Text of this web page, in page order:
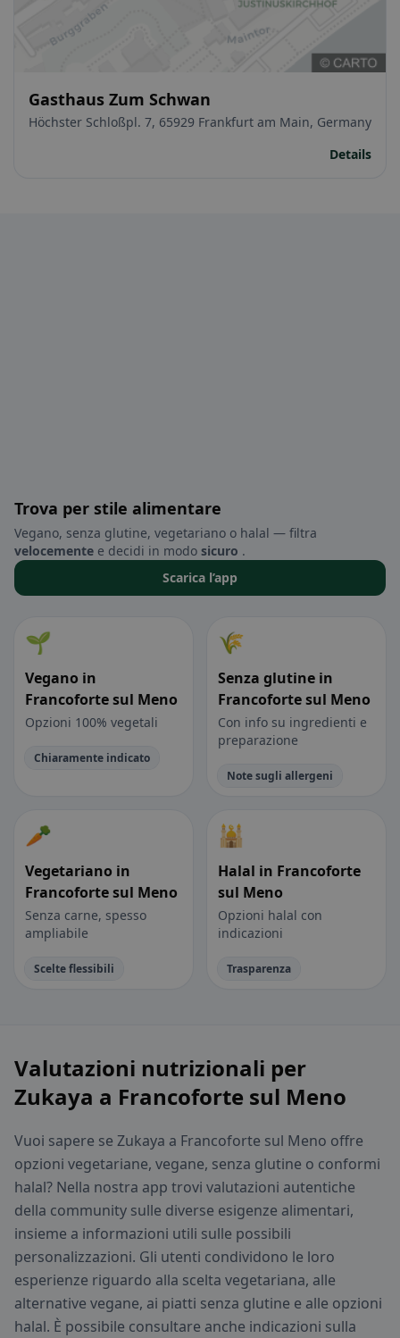
Gasthaus Zum Schwan
Höchster Schloßpl. 7, 65929 Frankfurt am Main, Germany
Details
Trova per stile alimentare
Vegano, senza glutine, vegetariano o halal — filtra
velocemente e decidi in modo sicuro .
Scarica l’app
🌱
Vegano in
Francoforte sul Meno
Opzioni 100% vegetali
Chiaramente indicato
🌾
Senza glutine in
Francoforte sul Meno
Con info su ingredienti e
preparazione
Note sugli allergeni
🥕
Vegetariano in
Francoforte sul Meno
Senza carne, spesso
ampliabile
Scelte flessibili
🕌
Halal in Francoforte
sul Meno
Opzioni halal con
indicazioni
Trasparenza
Valutazioni nutrizionali per
Zukaya a Francoforte sul Meno
Vuoi sapere se Zukaya a Francoforte sul Meno offre
opzioni vegetariane, vegane, senza glutine o conformi
halal? Nella nostra app trovi valutazioni autentiche
della community sulle diverse esigenze alimentari,
insieme a informazioni utili sulle possibili
personalizzazioni. Gli utenti condividono le loro
esperienze riguardo alla scelta vegetariana, alle
alternative vegane, ai piatti senza glutine e alle opzioni
halal. È possibile consultare anche indicazioni sulla